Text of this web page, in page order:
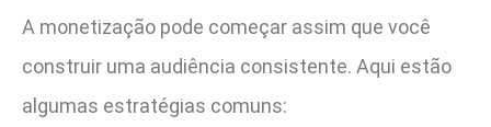
A monetização pode começar assim que você
construir uma audiência consistente. Aqui estão
algumas estratégias comuns: